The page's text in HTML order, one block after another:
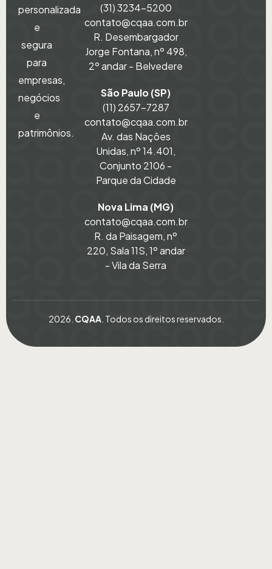
personalizada
e
segura
para
empresas,
negócios
e
patrimônios.
(31) 3234-5200
contato@cqaa.com.br
R. Desembargador
Jorge Fontana, nº 498,
2º andar - Belvedere
São Paulo (SP)
(11) 2657-7287
contato@cqaa.com.br
Av. das Nações
Unidas, nº 14.401,
Conjunto 2106 -
Parque da Cidade
Nova Lima (MG)
contato@cqaa.com.br
R. da Paisagem, nº
220, Sala 11S, 1º andar
- Vila da Serra
2026. CQAA. Todos os direitos reservados.